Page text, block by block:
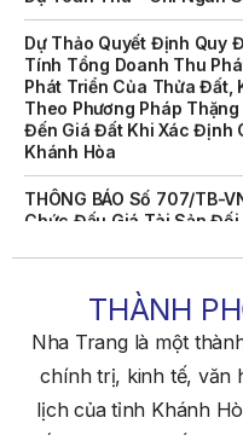
Dự Thảo Quyết Định Quy
Tính Tổng Doanh Thu
Phát Triển Của Thửa Đất,
Theo Phương Pháp
Đến Giá Đất Khi Xác Định
Khánh Hòa
Chức Đấu Giá Tài Sản Đối
Biển Số KH-0834
THÔNG BÁO Số 706/TB-
Số KH-0387
THÔNG BÁO Số 659/
Thông Báo Số 641/TB-
Quản Lý Vịnh Nha Trang
Giá Tài Sản
THÀNH
Nha Trang là một
chính trị, kinh tế, văn
lịch của tỉnh Khánh